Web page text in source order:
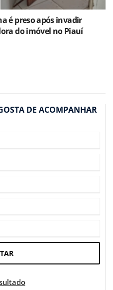
é preso após invadir
do imóvel no Piauí
DE ACOMPANHAR